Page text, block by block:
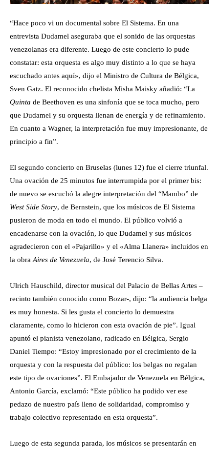
“Hace poco vi un documental sobre El Sistema. En una
entrevista Dudamel aseguraba que el sonido de las orquestas
venezolanas era diferente. Luego de este concierto lo pude
constatar: esta orquesta es algo muy distinto a lo que se haya
escuchado antes aquí», dijo el Ministro de Cultura de Bélgica,
Sven Gatz. El reconocido chelista Misha Maisky añadió: “La
Quinta de Beethoven es una sinfonía que se toca mucho, pero
que Dudamel y su orquesta llenan de energía y de refinamiento.
En cuanto a Wagner, la interpretación fue muy impresionante, de
principio a fin”.
El segundo concierto en Bruselas (lunes 12) fue el cierre triunfal.
Una ovación de 25 minutos fue interrumpida por el primer bis:
de nuevo se escuchó la alegre interpretación del “Mambo” de
West Side Story, de Bernstein, que los músicos de El Sistema
pusieron de moda en todo el mundo. El público volvió a
encadenarse con la ovación, lo que Dudamel y sus músicos
agradecieron con el «Pajarillo» y el «Alma Llanera» incluidos en
la obraAires de Venezuela, de José Terencio Silva.
Ulrich Hauschild, director musical del Palacio de Bellas Artes –
recinto también conocido como Bozar-, dijo: “la audiencia belga
es muy honesta. Si les gusta el concierto lo demuestra
claramente, como lo hicieron con esta ovación de pie”. Igual
apuntó el pianista venezolano, radicado en Bélgica, Sergio
Daniel Tiempo: “Estoy impresionado por el crecimiento de la
orquesta y con la respuesta del público: los belgas no regalan
este tipo de ovaciones”. El Embajador de Venezuela en Bélgica,
Antonio García, exclamó: “Este público ha podido ver ese
pedazo de nuestro país lleno de solidaridad, compromiso y
trabajo colectivo representado en esta orquesta”.
Luego de esta segunda parada, los músicos se presentarán en